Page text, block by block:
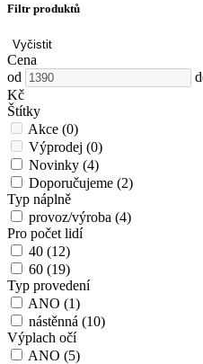
Filtr produktů
Vyčistit
Cena
od
Kč
Štítky
Akce (0)
Výprodej (0)
Novinky (4)
Doporučujeme (2)
Typ náplně
provoz/výroba (4)
Pro počet lidí
40 (12)
60 (19)
Typ provedení
ANO (1)
nástěnná (10)
Výplach očí
ANO (5)